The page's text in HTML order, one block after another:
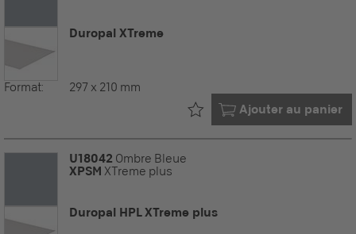
Duropal XTreme
Format: 297 x 210 mm
Ajouter au panier
Déjà dans votre
U18042 Ombre Bleue
XPSM XTreme plus
Duropal HPL XTreme plus